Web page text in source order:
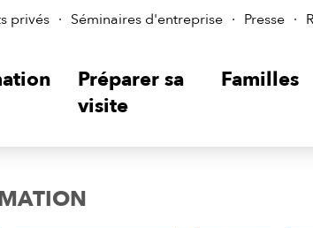
privés Séminaires d'entreprise Presse
Préparer sa
visite
Familles